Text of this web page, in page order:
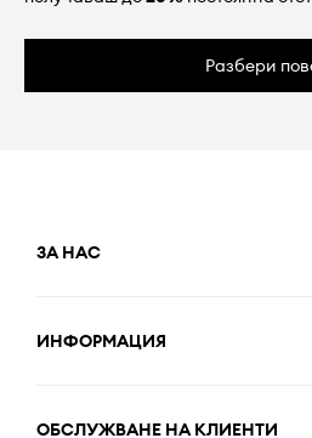
Разбери
ЗА НАС
ИНФОРМАЦИЯ
ОБСЛУЖВАНЕ НА КЛИЕНТИ